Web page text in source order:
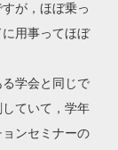
が，ほぼ乗っ
用事ってほぼ
学会と同じで
ていて，学年
ンセミナーの